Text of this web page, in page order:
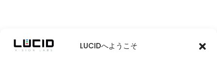
LUCIDへようこそ